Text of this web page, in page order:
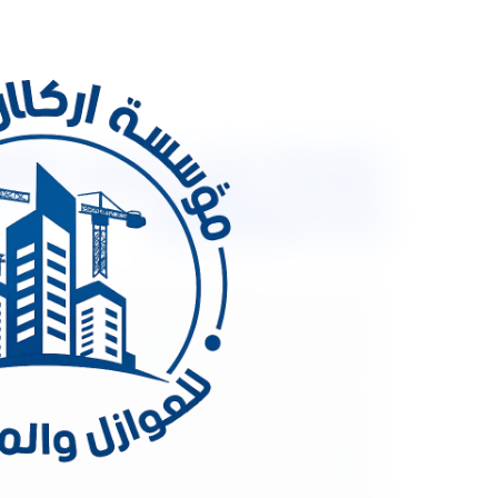
شركة عزل حرارى
0533334179
عزل حرارى فى المملكة العربية وذلك لما
المعدات من أحدث المعدات الموجودة بالرياض
ألى ارتفاع حرارة المبنى او المنشاْة والمنزل
هذه المشكلة لا بد من عمل عزل حرارى لهذة
عملائها فى جميع انحاء المملكة . • ما هو العزل